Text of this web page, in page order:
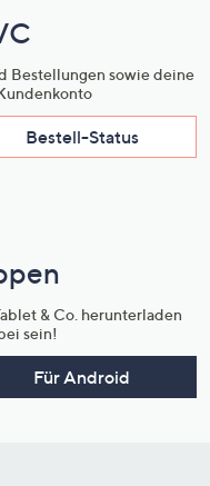
Bestellungen sowie deine
Bestell-Status
& Co. herunterladen
sein!
Für Android